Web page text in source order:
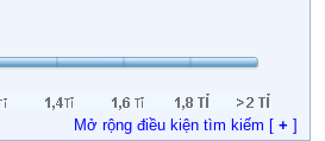
Mở rộng điều kiện tìm kiếm [ + ]